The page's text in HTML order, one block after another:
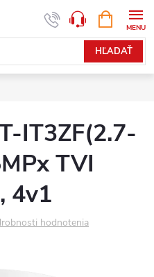
HĽADAŤ
KOŠÍK
IT3ZF(2.7-
TVI
4v1
hodnotenia